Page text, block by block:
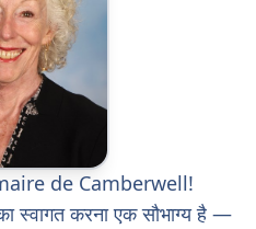
de Camberwell!
स्वागत करना एक सौभाग्य है —